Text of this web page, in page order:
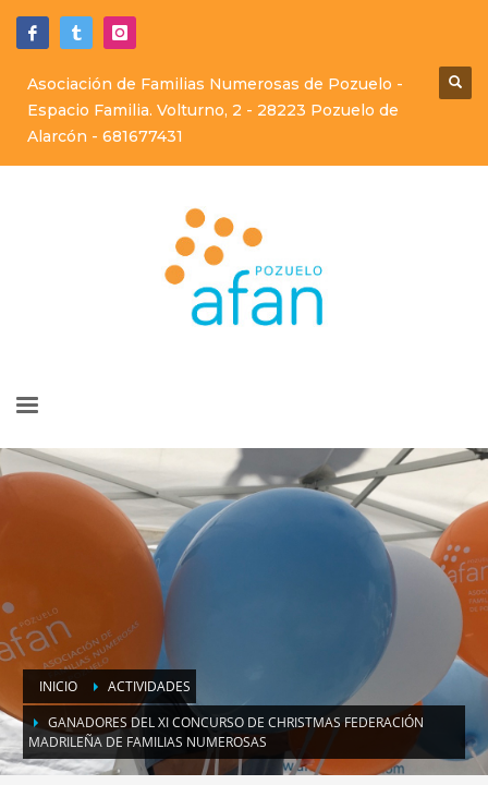
Asociación de Familias Numerosas de Pozuelo -
Espacio Familia. Volturno, 2 - 28223 Pozuelo de
Alarcón - 681677431
INICIO
ACTIVIDADES
GANADORES DEL XI CONCURSO DE CHRISTMAS FEDERACIÓN
MADRILEÑA DE FAMILIAS NUMEROSAS